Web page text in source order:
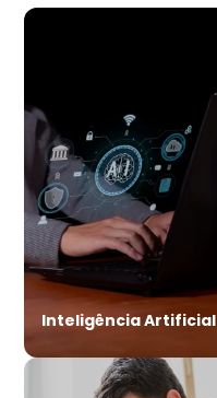
Inteligência Artificial